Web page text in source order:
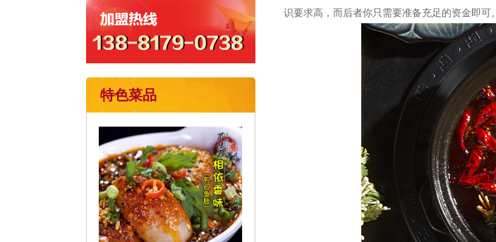
特色菜品
识要求高，而后者你只需要准备充足的资金即可。